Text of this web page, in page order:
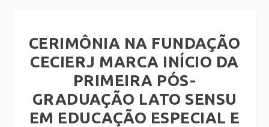
CERIMÔNIA NA FUNDAÇÃO
CECIERJ MARCA INÍCIO DA
PRIMEIRA PÓS-
GRADUAÇÃO LATO SENSU
EM EDUCAÇÃO ESPECIAL E